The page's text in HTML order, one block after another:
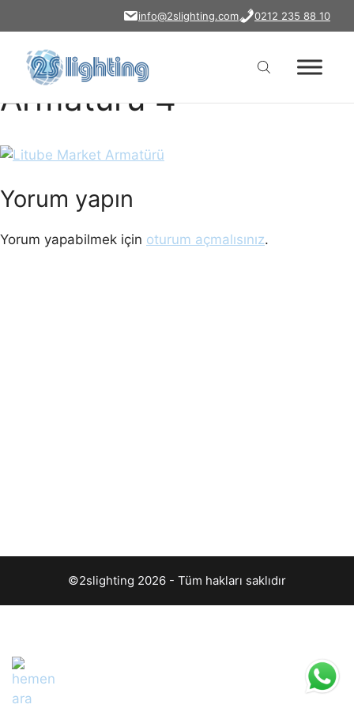
atla
info@2slighting.com 0212 235 88 10
Market Aydınlatma
Litube Market
Armatürü 4
Yorum yapın
Yorum yapabilmek için oturum açmalısınız.
©2slighting 2026 - Tüm hakları saklıdır